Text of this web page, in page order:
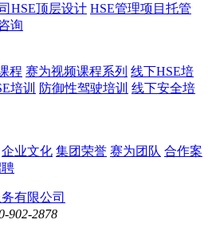
HSE顶层设计 HSE管理项目托管
询
程 赛为视频课程系列 线下HSE培
培训 防御性驾驶培训 线下安全培
企业文化 集团荣誉 赛为团队 合作案
902-2878